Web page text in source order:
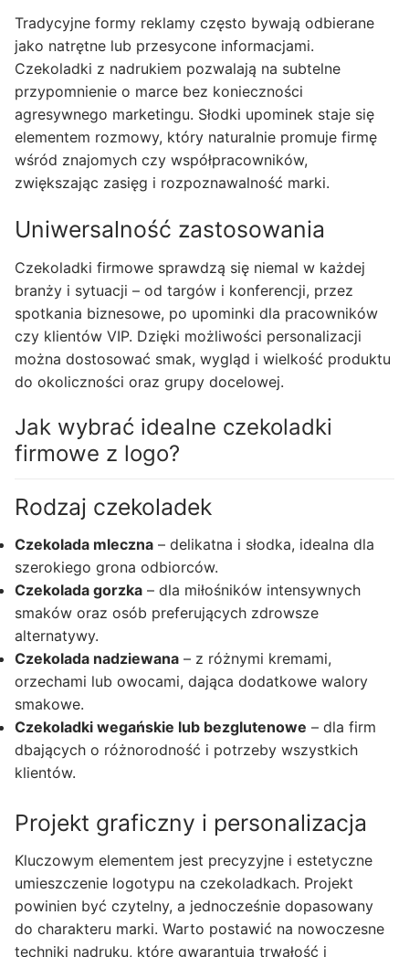
Tradycyjne formy reklamy często bywają odbierane
jako natrętne lub przesycone informacjami.
Czekoladki z nadrukiem pozwalają na subtelne
przypomnienie o marce bez konieczności
agresywnego marketingu. Słodki upominek staje się
elementem rozmowy, który naturalnie promuje firmę
wśród znajomych czy współpracowników,
zwiększając zasięg i rozpoznawalność marki.
Uniwersalność zastosowania
Czekoladki firmowe sprawdzą się niemal w każdej
branży i sytuacji – od targów i konferencji, przez
spotkania biznesowe, po upominki dla pracowników
czy klientów VIP. Dzięki możliwości personalizacji
można dostosować smak, wygląd i wielkość produktu
do okoliczności oraz grupy docelowej.
Jak wybrać idealne czekoladki
firmowe z logo?
Rodzaj czekoladek
Czekolada mleczna – delikatna i słodka, idealna dla
szerokiego grona odbiorców.
Czekolada gorzka – dla miłośników intensywnych
smaków oraz osób preferujących zdrowsze
alternatywy.
Czekolada nadziewana – z różnymi kremami,
orzechami lub owocami, dająca dodatkowe walory
smakowe.
Czekoladki wegańskie lub bezglutenowe – dla firm
dbających o różnorodność i potrzeby wszystkich
klientów.
Projekt graficzny i personalizacja
Kluczowym elementem jest precyzyjne i estetyczne
umieszczenie logotypu na czekoladkach. Projekt
powinien być czytelny, a jednocześnie dopasowany
do charakteru marki. Warto postawić na nowoczesne
techniki nadruku, które gwarantują trwałość i